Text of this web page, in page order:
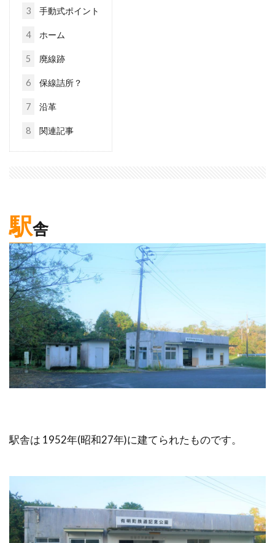
3 手動式ポイント
4 ホーム
5 廃線跡
6 保線詰所？
7 沿革
8 関連記事
駅舎
駅舎は 1952年(昭和27年)に建てられたものです。